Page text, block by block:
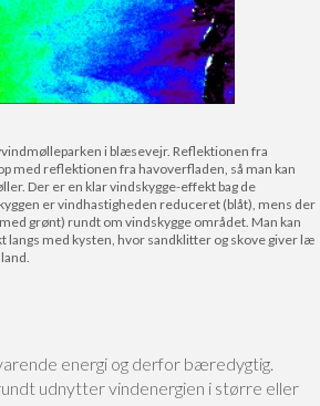
i blæsevejr. Reflektionen fra
med reflektionen fra havoverfladen, så man kan
Der er en klar vindskygge-effekt bag de
er vindhastigheden reduceret (blåt), mens der
grønt) rundt om vindskygge området. Man kan
langs med kysten, hvor sandklitter og skove giver læ
energi og derfor bæredygtig.
udnytter vindenergien i større eller